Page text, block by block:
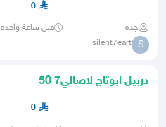
0
جده قبل ساعة واحدة
S
silent7eart
دربيل ابوتاج لاصالي7 50
0